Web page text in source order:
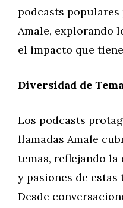
podcasts
Amale, explorando
el impacto que
Diversidad de
Los podcasts
llamadas Amale
temas, reflejando
y pasiones de
Desde